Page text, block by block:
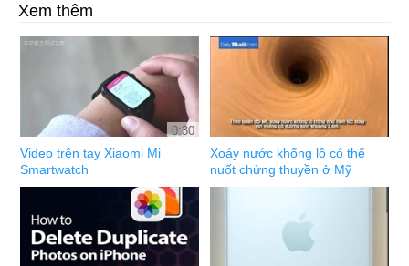
Xem thêm
0:30
Video trên tay Xiaomi Mi
Smartwatch
Xoáy nước khổng lồ có thể
nuốt chửng thuyền ở Mỹ